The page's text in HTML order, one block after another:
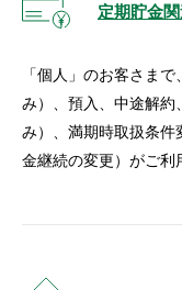
定期貯金
「個人」のお客さま
み）、預入、中途解約
み）、満期時取扱条件
金継続の変更）がご利